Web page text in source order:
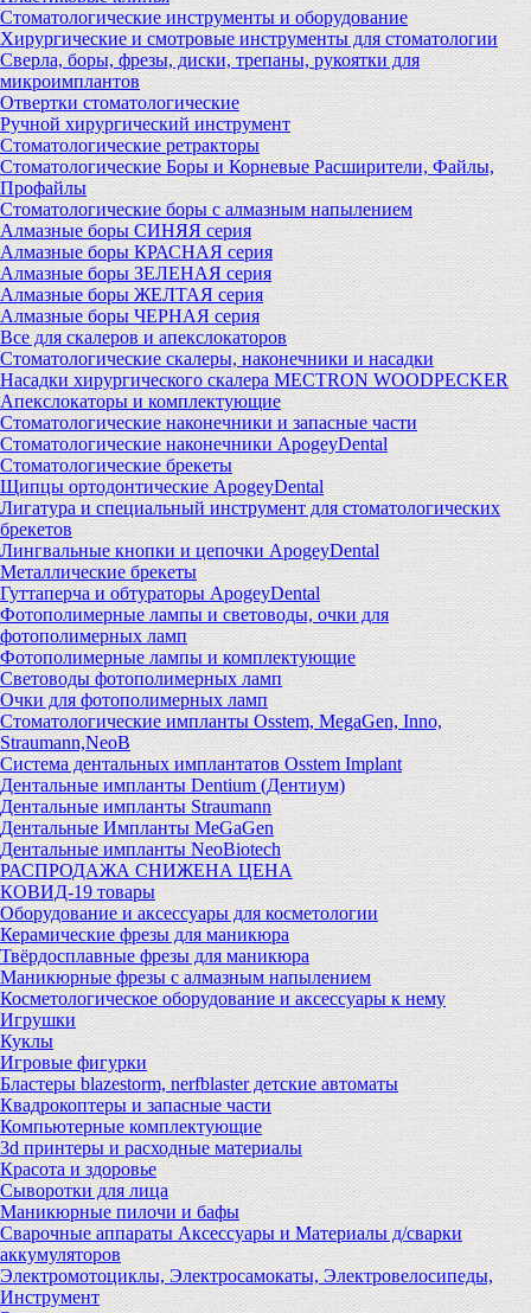
Стоматологические инструменты и оборудование
Хирургические и смотровые инструменты для стоматологии
Сверла, боры, фрезы, диски, трепаны, рукоятки для
микроимплантов
Отвертки стоматологические
Ручной хирургический инструмент
Стоматологические ретракторы
Стоматологические Боры и Корневые Расширители, Файлы,
Профайлы
Стоматологические боры с алмазным напылением
Алмазные боры СИНЯЯ серия
Алмазные боры КРАСНАЯ серия
Алмазные боры ЗЕЛЕНАЯ серия
Алмазные боры ЖЕЛТАЯ серия
Алмазные боры ЧЕРНАЯ серия
Все для скалеров и апекслокаторов
Стоматологические скалеры, наконечники и насадки
Насадки хирургического скалера MECTRON WOODPECKER
Апекслокаторы и комплектующие
Стоматологические наконечники и запасные части
Стоматологические наконечники ApogeyDental
Стоматологические брекеты
Щипцы ортодонтические ApogeyDental
Лигатура и специальный инструмент для стоматологических
брекетов
Лингвальные кнопки и цепочки ApogeyDental
Металлические брекеты
Гуттаперча и обтураторы ApogeyDental
Фотополимерные лампы и световоды, очки для
фотополимерных ламп
Фотополимерные лампы и комплектующие
Световоды фотополимерных ламп
Очки для фотополимерных ламп
Стоматологические импланты Osstem, MegaGen, Inno,
Straumann,NeoB
Система дентальных имплантатов Osstem Implant
Дентальные импланты Dentium (Дентиум)
Дентальные импланты Straumann
Дентальные Импланты MeGaGen
Дентальные импланты NeoBiotech
РАСПРОДАЖА СНИЖЕНА ЦЕНА
КОВИД-19 товары
Оборудование и аксессуары для косметологии
Керамические фрезы для маникюра
Твёрдосплавные фрезы для маникюра
Маникюрные фрезы с алмазным напылением
Косметологическое оборудование и аксессуары к нему
Игрушки
Куклы
Игровые фигурки
Бластеры blazestorm, nerfblaster детские автоматы
Квадрокоптеры и запасные части
Компьютерные комплектующие
3d принтеры и расходные материалы
Красота и здоровье
Сыворотки для лица
Маникюрные пилочи и бафы
Сварочные аппараты Аксессуары и Материалы д/сварки
аккумуляторов
Электромотоциклы, Электросамокаты, Электровелосипеды,
Инструмент